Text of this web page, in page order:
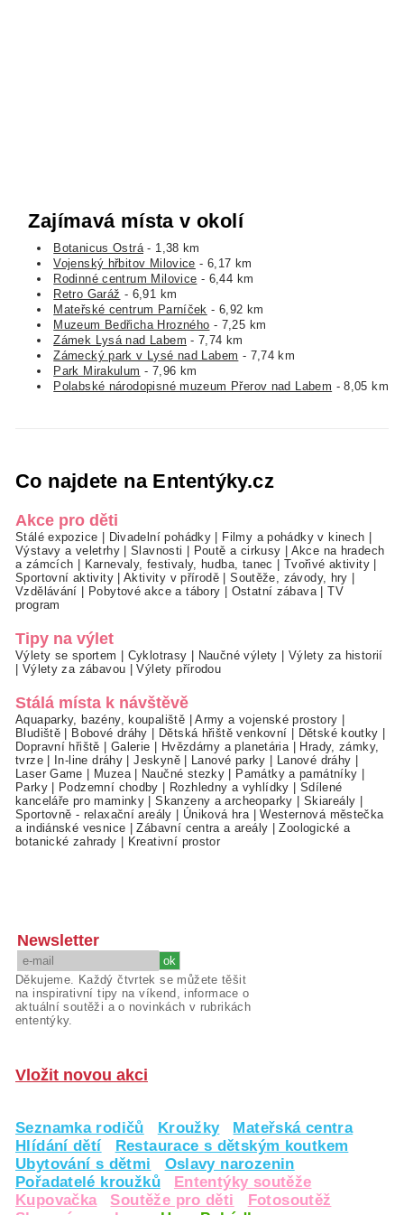
Zajímavá místa v okolí
Botanicus Ostrá - 1,38 km
Vojenský hřbitov Milovice - 6,17 km
Rodinné centrum Milovice - 6,44 km
Retro Garáž - 6,91 km
Mateřské centrum Parníček - 6,92 km
Muzeum Bedřicha Hrozného - 7,25 km
Zámek Lysá nad Labem - 7,74 km
Zámecký park v Lysé nad Labem - 7,74 km
Park Mirakulum - 7,96 km
Polabské národopisné muzeum Přerov nad Labem - 8,05 km
Co najdete na Ententýky.cz
Akce pro děti
Stálé expozice Divadelní pohádky Filmy a pohádky v kinech
Výstavy a veletrhy|Slavnosti Poutě a cirkusy
Akce na hradech
a zámcích
Karnevaly, festivaly, hudba, tanec Tvořivé aktivity
Sportovní aktivity|Aktivity v přírodě |Soutěže, závody, hry
Vzdělávání
Pobytové akce a tábory Ostatní zábava|TV
program
Tipy na výlet
Výlety se sportem Cyklotrasy Naučné výlety
Výlety za historií
Výlety za zábavou |Výlety přírodou
Stálá místa k návštěvě
Aquaparky, bazény, koupaliště |Army a vojenské prostory
Bludiště
Bobové dráhy Dětská hřiště venkovní Dětské koutky
Dopravní hřiště
Galerie Hvězdárny a planetária|
Hrady, zámky,
tvrze| In-line dráhy |Jeskyně| Lanové parky Lanové dráhy
Laser Game
Muzea| Naučné stezky Památky a památníky
Parky| Podzemní chodby Rozhledny a vyhlídky
Sdílené
kanceláře pro maminky |Skanzeny a archeoparky Skiareály
Sportovně - relaxační areály
Úniková hra|Westernová městečka
a indiánské vesnice |Zábavní centra a areály |Zoologické a
botanické zahrady
Kreativní prostor
Newsletter
Děkujeme. Každý čtvrtek se můžete těšit
na inspirativní tipy na víkend, informace o
aktuální soutěži a o novinkách v rubrikách
ententýky.
Vložit novou akci
Seznamka rodičů Kroužky
Mateřská centra
Hlídání dětí
Restaurace s dětským koutkem
Ubytování s dětmi
Oslavy narozenin
Pořadatelé kroužků
Ententýky soutěže
Kupovačka
Soutěže pro děti
Fotosoutěž